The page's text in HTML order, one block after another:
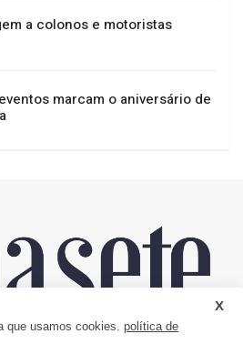
a colonos e motoristas
marcam o aniversário de
que usamos cookies. política de